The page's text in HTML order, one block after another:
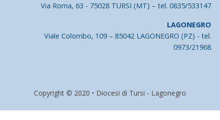
Via Roma, 63 - 75028 TURSI (MT) – tel. 0835/533147
LAGONEGRO
Viale Colombo, 109 – 85042 LAGONEGRO (PZ) - tel.
0973/21968
Copyright © 2020 • Diocesi di Tursi - Lagonegro